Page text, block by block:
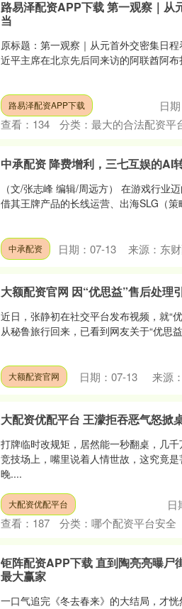
路易泽配资APP下载 第一观察｜从
当
原标题：第一观察｜从元首外交密集日
近平主席在北京先后同来访的阿联酋阿
路易泽配资APP下载 日
查看： 134 分类： 最大的合法配资平
中承配资 降费增利，三七互娱的AI
（文/张志峰 编辑/周远方） 在游戏行业
借其王牌产品的长线运营、出海SLG（
中承配资 日期：07-13 来源：东
大额配资官网 因“优思益”售后处理
近日，张静初在社交平台发布视频，就“
从秘鲁旅行回来，已看到网友关于“优思
大额配资官网 日期：07-13 来源
大配资优配平台 王濛拒吞恶气怒掀
打牌临时改规矩，居然能一秒翻桌，几
竞技场上，嘴里说着人情世故，这究竟
晚....
大配资优配平台 日
查看： 187 分类： 哪个配资平台安全
钜阵配资APP下载 直到陶亮亮曝尸
最大赢家
一口气追完《冬去春来》的大结局，才